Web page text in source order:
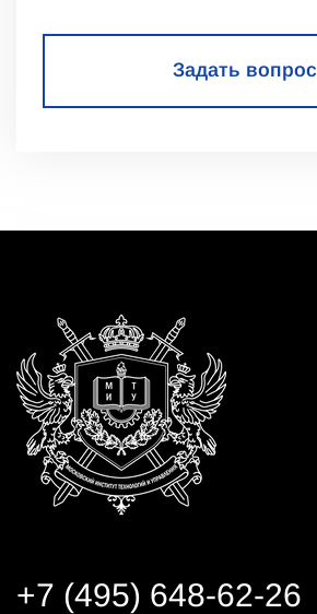
Задать вопрос
+7 (495) 648-62-26